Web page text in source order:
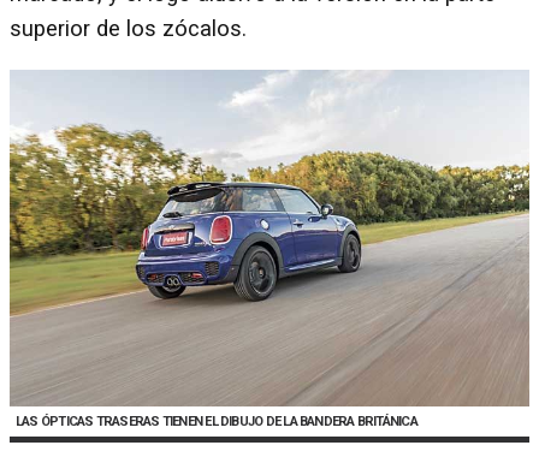
superior de los zócalos.
LAS ÓPTICAS TRASERAS TIENEN EL DIBUJO DE LA BANDERA BRITÁNICA